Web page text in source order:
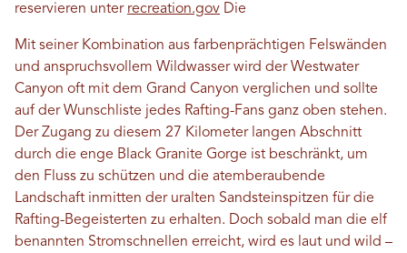
reservieren unter recreation.gov Die
Mit seiner Kombination aus farbenprächtigen Felswänden
und anspruchsvollem Wildwasser wird der Westwater
Canyon oft mit dem Grand Canyon verglichen und sollte
auf der Wunschliste jedes Rafting-Fans ganz oben stehen.
Der Zugang zu diesem 27 Kilometer langen Abschnitt
durch die enge Black Granite Gorge ist beschränkt, um
den Fluss zu schützen und die atemberaubende
Landschaft inmitten der uralten Sandsteinspitzen für die
Rafting-Begeisterten zu erhalten. Doch sobald man die elf
benannten Stromschnellen erreicht, wird es laut und wild –